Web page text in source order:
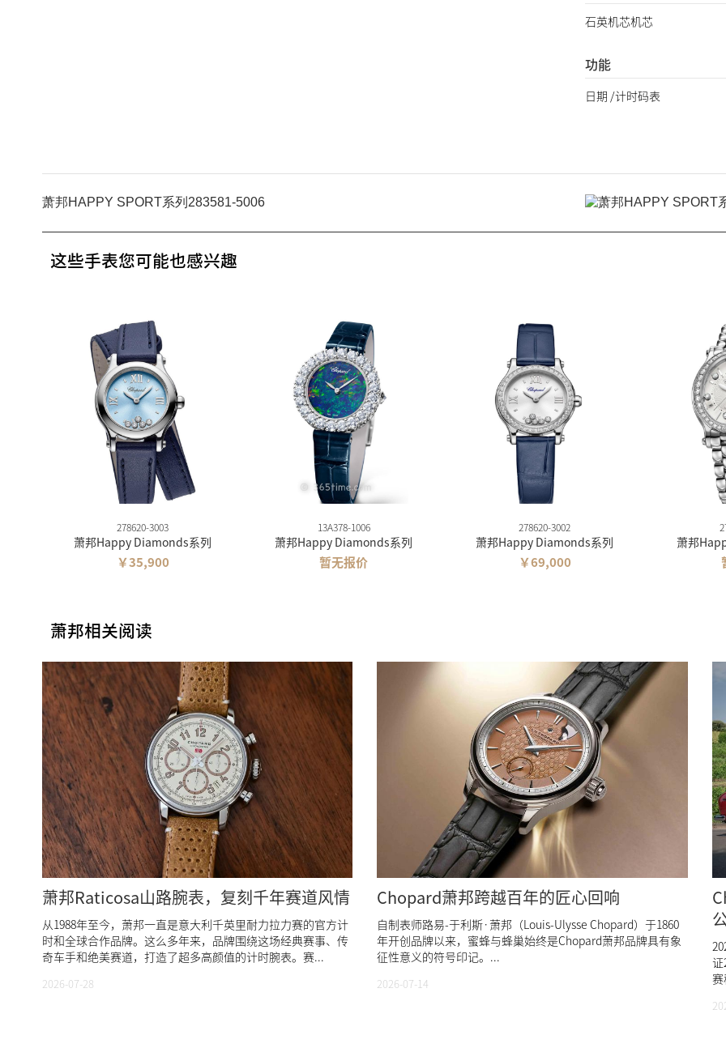
石英机芯机芯
功能
日期 /计时码表
萧邦HAPPY SPORT系列283581-5006
这些手表您可能也感兴趣
278620-3003
萧邦Happy Diamonds系列
￥35,900
13A378-1006
萧邦Happy Diamonds系列
暂无报价
278620-3002
萧邦Happy Diamonds系列
￥69,000
萧邦
萧邦相关阅读
萧邦Raticosa山路腕表，复刻千年赛道风情
从1988年至今，萧邦一直是意大利千英里耐力拉力赛的官方计
时和全球合作品牌。这么多年来，品牌围绕这场经典赛事、传
奇车手和绝美赛道，打造了超多高颜值的计时腕表。赛...
2026-07-28
Chopard萧邦跨越百年的匠心回响
自制表师路易-于利斯·萧邦（Louis-Ulysse Chopard）于1860
年开创品牌以来，蜜蜂与蜂巢始终是Chopard萧邦品牌具有象
征性意义的符号印记。...
2026-07-14